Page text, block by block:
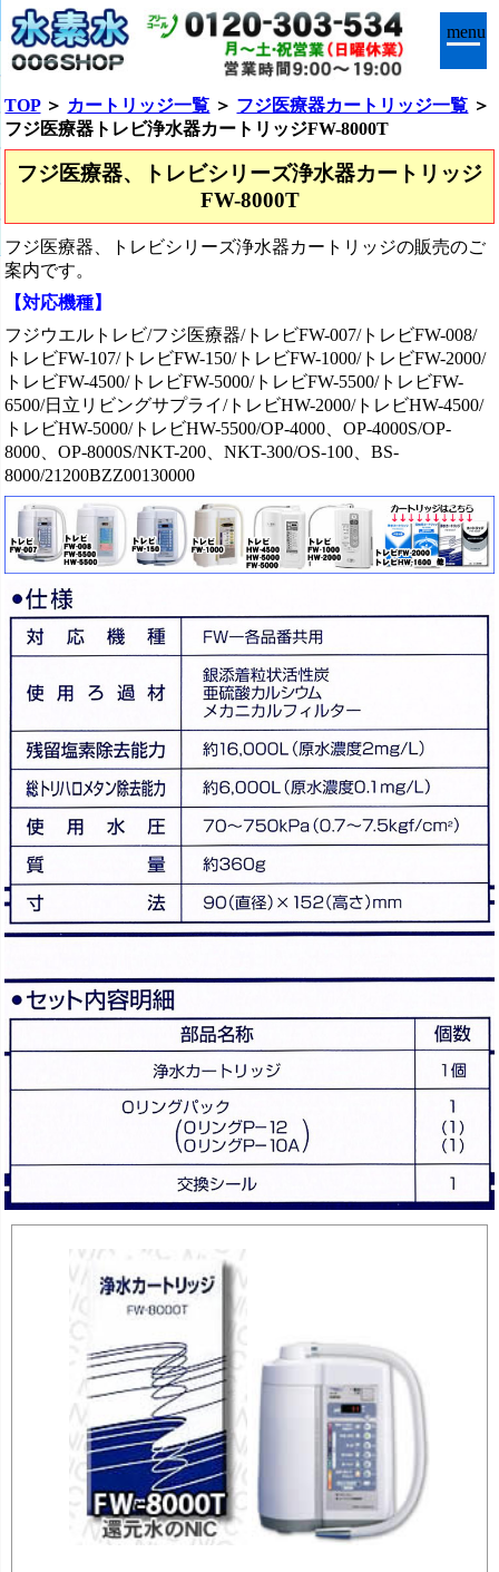
menu
TOP＞ カートリッジ一覧 ＞ フジ医療器カートリッジ一覧 ＞
フジ医療器トレビ浄水器カートリッジFW-8000T
フジ医療器、トレビシリーズ浄水器カートリッジ
FW-8000T
フジ医療器、トレビシリーズ浄水器カートリッジの販売のご
案内です。
【対応機種】
フジウエルトレビ/フジ医療器/トレビFW-007/トレビFW-008/
トレビFW-107/トレビFW-150/トレビFW-1000/トレビFW-2000/
トレビFW-4500/トレビFW-5000/トレビFW-5500/トレビFW-
6500/日立リビングサプライ/トレビHW-2000/トレビHW-4500/
トレビHW-5000/トレビHW-5500/OP-4000、OP-4000S/OP-
8000、OP-8000S/NKT-200、NKT-300/OS-100、BS-
8000/21200BZZ00130000